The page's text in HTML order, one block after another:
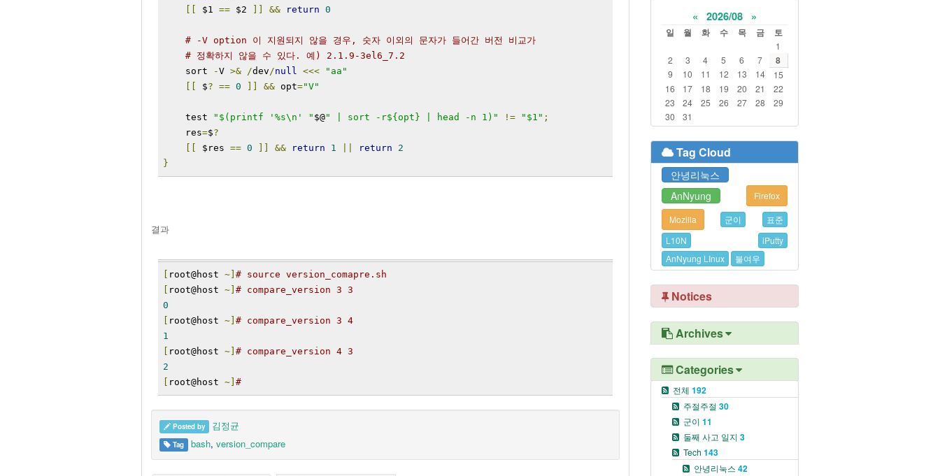
$1 == $2 && return 0
# -V option 이 지원되지 않을 경우, 숫자 이외의 문자가 들어간 버전 비교가
# 정확하지 않을 수 있다. 예) 2.1.9-3el6_7.2
sort
-V >& /dev/null <<<
"aa"
$? == 0 && opt="V"
test "$(printf '%s\n' " $@" | sort -r${opt} | head -n 1)" != "$1" ;
res=$?
$res == 0 && return 1 return
2
}
결과
root@host ~] # source version_comapre.sh
root@host ~] # compare_version 3 3
0
root@host ~] # compare_version 3 4
1
root@host ~] # compare_version 4 3
2
root@host ~] #
Posted by 김정균
Tag bash, version_compare
« 2026/08 »
일 월 화 수 목 금 토
1
2
3 4 5 6 7 8
9 10 11 12 13 14
15
16
17 18 19 20 21
22
23
24 25 26 27 28
29
30
31
Tag Cloud
안녕리눅스
AnNyung
Firefox
Mozilla
군이
표준
L10N
iPutty
AnNyung LInux
불여우
Notices
Archives
Categories
전체 192
주절주절 30
군이 11
둘째 사고 일지 3
Tech 143
안녕리눅스 42